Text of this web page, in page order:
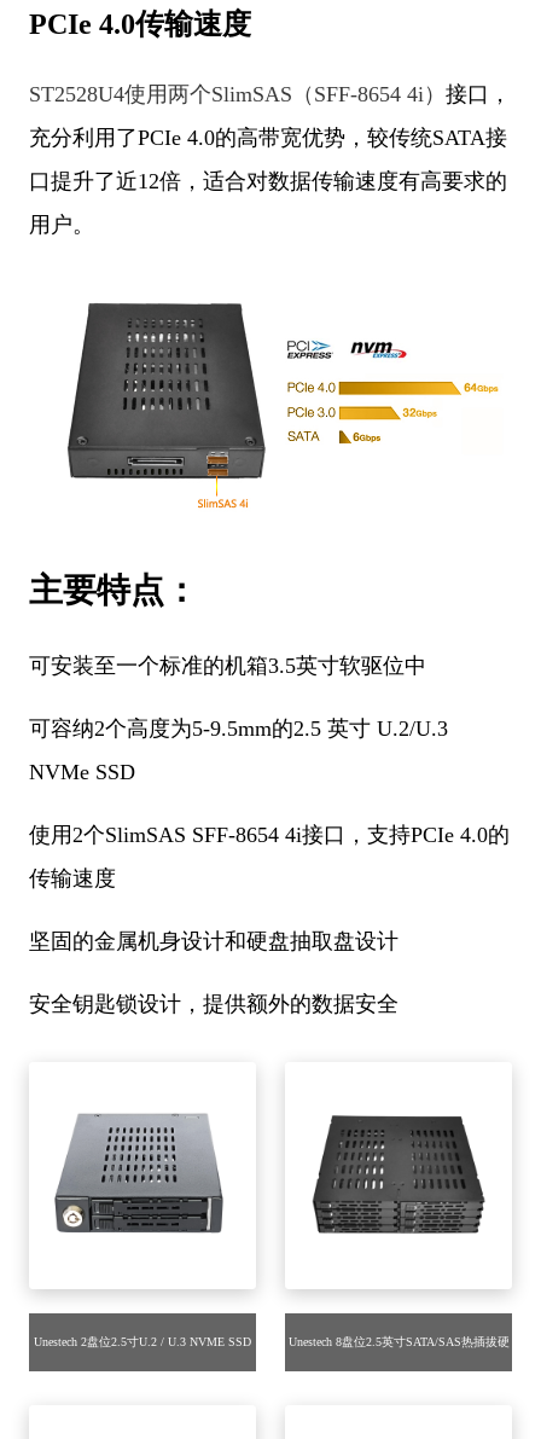
PCIe 4.0传输速度
ST2528U4使用两个SlimSAS（SFF-8654 4i） 接口，
充分利用了PCIe 4.0的高带宽优势，较传统SATA接
口提升了近12倍，适合对数据传输速度有高要求的
用户。
主要特点：
可安装至一个标准的机箱3.5英寸软驱位中
可容纳2个高度为5-9.5mm的2.5 英寸 U.2/U.3
NVMe SSD
使用2个SlimSAS SFF-8654 4i接口，支持PCIe 4.0的
传输速度
坚固的金属机身设计和硬盘抽取盘设计
安全钥匙锁设计，提供额外的数据安全
Unestech 2盘位2.5寸U.2 / U.3 NVME SSD Unestech 8盘位2.5英寸SATA/SAS热插拔硬